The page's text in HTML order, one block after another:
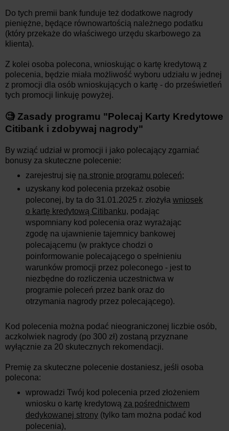
Do tych premii bank funduje też dodatkowe nagrody
pieniężne, będące równowartością należnego podatku
(który przekaże do właściwego urzędu skarbowego za
klienta).
Z kolei osoba polecona, wnioskując o kartę kredytową z
polecenia, będzie miała możliwość wyboru udziału w jednej
z promocji dla osób wnioskujących o kartę - do prześwietleń
tych promocji linkuję powyżej.
🧐 Zasady programu "Polecaj Karty Kredytowe
Citibank i zdobywaj nagrody"
By wziąć udział w promocji i jako polecający zgarniać
bonusy za skuteczne polecenie:
zarejestruj się na stronie programu poleceń;
uzyskany kod polecenia przekaż osobie
poleconej, by ta do 31.01.2025 r. złożyła wniosek
o kartę kredytową Citibanku, podając
wspomniany kod polecenia oraz wyrażając
zgodę na ujawnienie tajemnicy bankowej
polecającemu (w praktyce chodzi o
poinformowanie polecającego o spełnieniu
warunków promocji przez poleconego - jest to
niezbędne do rozliczenia uczestnictwa w
programie poleceń przez bank oraz do
otrzymania nagrody przez polecającego).
Kod polecenia można podać nieograniczonej liczbie osób,
aczkolwiek nagrody (po 300 zł) zostaną przyznane
wyłącznie za 20 skutecznych rekomendacji.
Premię za skuteczne polecenie dostaniesz, jeśli osoba
polecona:
wprowadzi Twój kod polecenia przed złożeniem
wniosku o kartę kredytową za pośrednictwem
dedykowanej strony(tylko tam można podać kod
polecenia),